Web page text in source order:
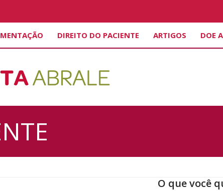
DIREITO DO PACIENTE ARTIGOS DOE
O que você